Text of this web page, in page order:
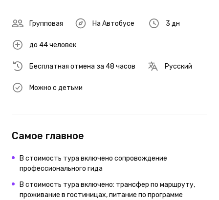
Групповая На Автобусе 3 дн
до 44 человек
Бесплатная отмена за 48 часов Русский
Можно с детьми
Самое главное
В стоимость тура включено сопровождение
профессионального гида
В стоимость тура включено: трансфер по маршруту,
проживание в гостиницах, питание по программе